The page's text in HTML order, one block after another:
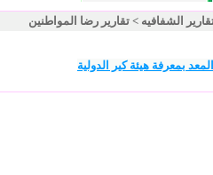
الشفافيه > تقارير رضا المواطنين
بمعرفة هيئة كير الدولية